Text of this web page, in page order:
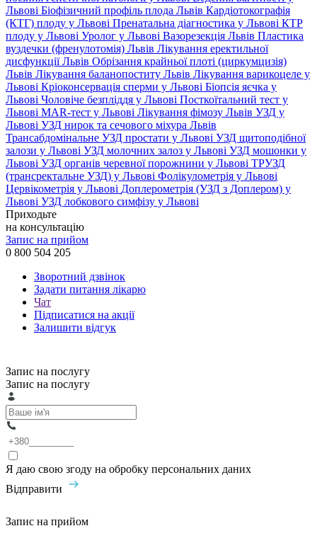
Львові Біофізичний профіль плода Львів Кардіотокографія
(КТГ) плоду у Львові Пренатальна діагностика у Львові КТР
плоду у Львові Уролог у Львові Вазорезекція Львів Пластика
вуздечки (френулотомія) Львів Лікування еректильної
дисфункції Львів Обрізання крайньої плоті (циркумцизія)
Львів Лікування баланопоститу Львів Лікування варикоцеле у
Львові Кріоконсервація сперми у Львові Біопсія яєчка у
Львові Чоловіче безпліддя у Львові Посткоїтальний тест у
Львові MAR-тест у Львові Лікування фімозу Львів УЗД у
Львові УЗД нирок та сечового міхура Львів
Трансабдомінальне УЗД простати у Львові УЗД щитоподібної
залози у Львові УЗД молочних залоз у Львові УЗД мошонки у
Львові УЗД органів черевної порожнини у Львові ТРУЗД
(трансректальне УЗД) у Львові Фолікулометрія у Львові
Цервікометрія у Львові Доплерометрія (УЗД з Доплером) у
Львові УЗД лобкового симфізу у Львові
Приходьте
на консультацію
Запис на прийом
0 800 504 205
Зворотний дзвінок
Задати питання лікарю
Чат
Підписатися на акції
Залишити відгук
Запис на послугу
Запис на послугу
Я даю свою згоду на обробку персональних даних
Відправити
Запис на прийом